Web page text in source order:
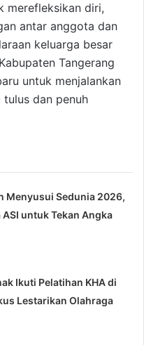
merefleksikan diri,
antar anggota dan
keluarga besar
Tangerang
untuk menjalankan
dan penuh
Menyusui Sedunia 2026,
untuk Tekan Angka
Ikuti Pelatihan KHA di
Lestarikan Olahraga